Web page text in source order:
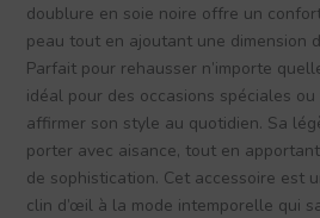
doublure en soie noire offre un
peau tout en ajoutant une dimension
Parfait pour rehausser n’importe
idéal pour des occasions spéciales
affirmer son style au quotidien. Sa
porter avec aisance, tout en
de sophistication. Cet accessoire est
clin d’œil à la mode intemporelle qui